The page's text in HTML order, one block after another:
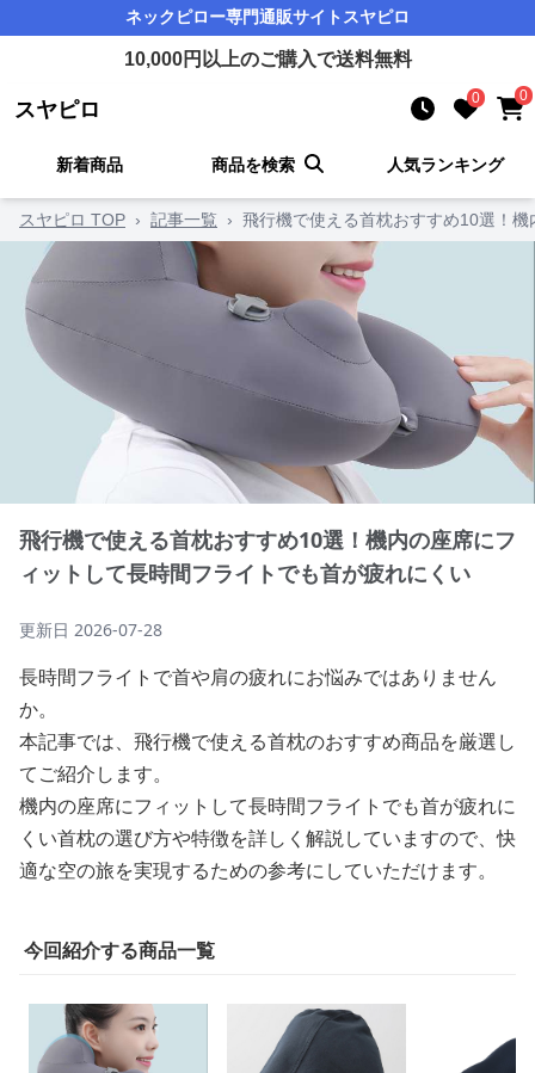
ネックピロー専門通販サイト スヤピロ
10,000円以上のご購入で送料無料
スヤピロ 0 0
新着商品 商品を検索 人気ランキング
スヤピロ TOP › 記事一覧 › 飛行機で使える首枕おすすめ10選！
飛行機で使える首枕おすすめ10選！機内の座席にフ
ィットして長時間フライトでも首が疲れにくい
更新日 2026-07-28
長時間フライトで首や肩の疲れにお悩みではありません
か。
本記事では、飛行機で使える首枕のおすすめ商品を厳選し
てご紹介します。
機内の座席にフィットして長時間フライトでも首が疲れに
くい首枕の選び方や特徴を詳しく解説していますので、快
適な空の旅を実現するための参考にしていただけます。
今回紹介する商品一覧